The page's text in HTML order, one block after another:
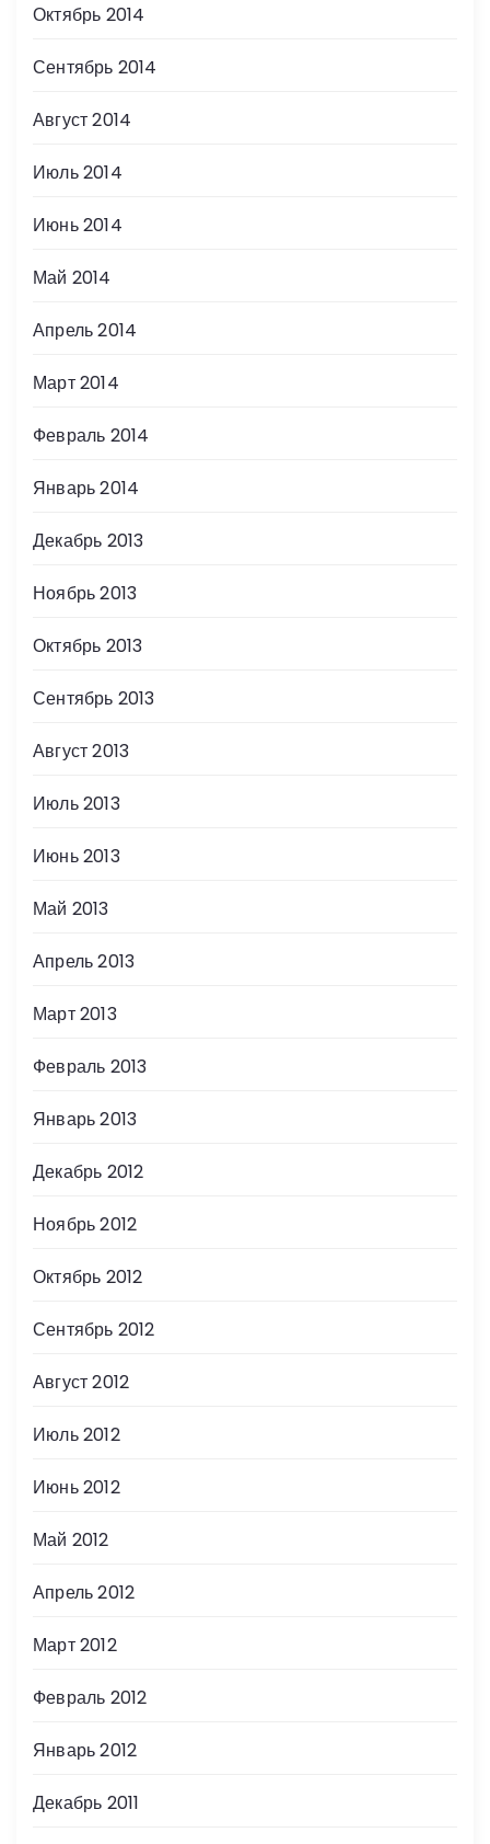
Октябрь 2014
Сентябрь 2014
Август 2014
Июль 2014
Июнь 2014
Май 2014
Апрель 2014
Март 2014
Февраль 2014
Январь 2014
Декабрь 2013
Ноябрь 2013
Октябрь 2013
Сентябрь 2013
Август 2013
Июль 2013
Июнь 2013
Май 2013
Апрель 2013
Март 2013
Февраль 2013
Январь 2013
Декабрь 2012
Ноябрь 2012
Октябрь 2012
Сентябрь 2012
Август 2012
Июль 2012
Июнь 2012
Май 2012
Апрель 2012
Март 2012
Февраль 2012
Январь 2012
Декабрь 2011